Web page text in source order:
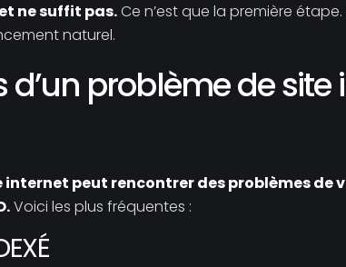
ne suffit pas.Ce n’est que la première étape.
naturel.
d’un problème de site
internet peut rencontrer des problèmes de
Voici les plus fréquentes :